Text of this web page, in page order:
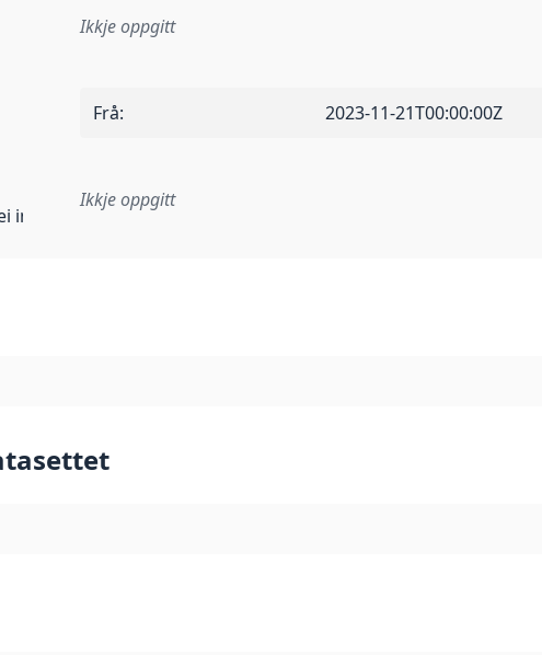
Ikkje oppgitt
Frå: 2023-11-21T00:00:00Z
implementeringsregel eller anna spesifikasjon som ligg til
Ikkje oppgitt